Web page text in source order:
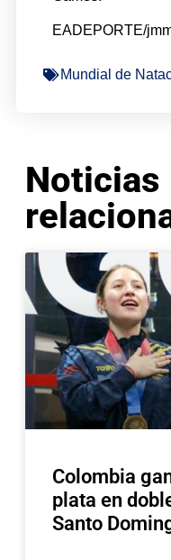
EADEPORTE/
Mundial de
Noticias
Colombia
plata en
Santo